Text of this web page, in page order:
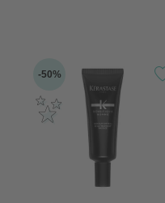
-50%